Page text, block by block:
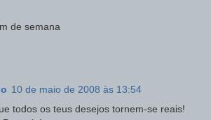
de semana
10 de maio de 2008 às 13:54
todos os teus desejos tornem-se reais!